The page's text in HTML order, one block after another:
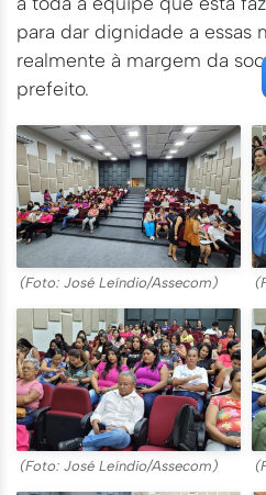
para dar dignidade a essas
realmente à margem da
prefeito.
(Foto: José Leíndio/Assecom)
(Foto: José Leíndio/Assecom)